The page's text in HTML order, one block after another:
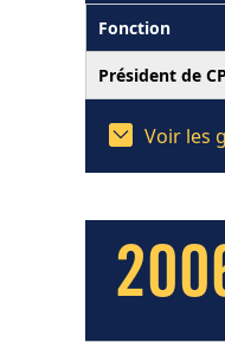
Fonction
Président de
Voir les